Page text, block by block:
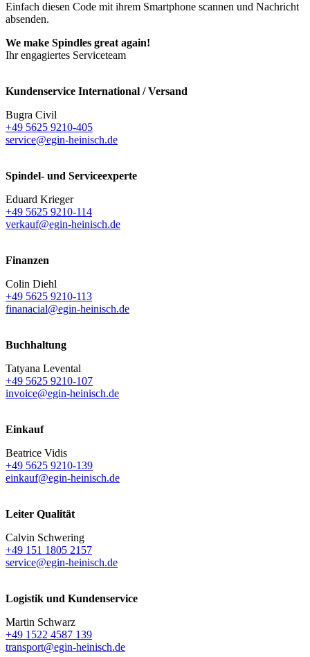
Einfach diesen Code mit ihrem Smartphone scannen und Nachricht
absenden.
We make Spindles great again!
Ihr engagiertes Serviceteam
Kundenservice International / Versand
Bugra Civil
+49 5625 9210-405
service@egin-heinisch.de
Spindel- und Serviceexperte
Eduard Krieger
+49 5625 9210-114
verkauf@egin-heinisch.de
Finanzen
Colin Diehl
+49 5625 9210-113
finanacial@egin-heinisch.de
Buchhaltung
Tatyana Levental
+49 5625 9210-107
invoice@egin-heinisch.de
Einkauf
Beatrice Vidis
+49 5625 9210-139
einkauf@egin-heinisch.de
Leiter Qualität
Calvin Schwering
+49 151 1805 2157
service@egin-heinisch.de
Logistik und Kundenservice
Martin Schwarz
+49 1522 4587 139
transport@egin-heinisch.de